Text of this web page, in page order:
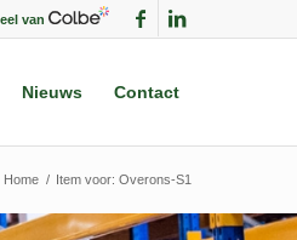
van
Nieuws Contact
Home / Item voor: Overons-S1